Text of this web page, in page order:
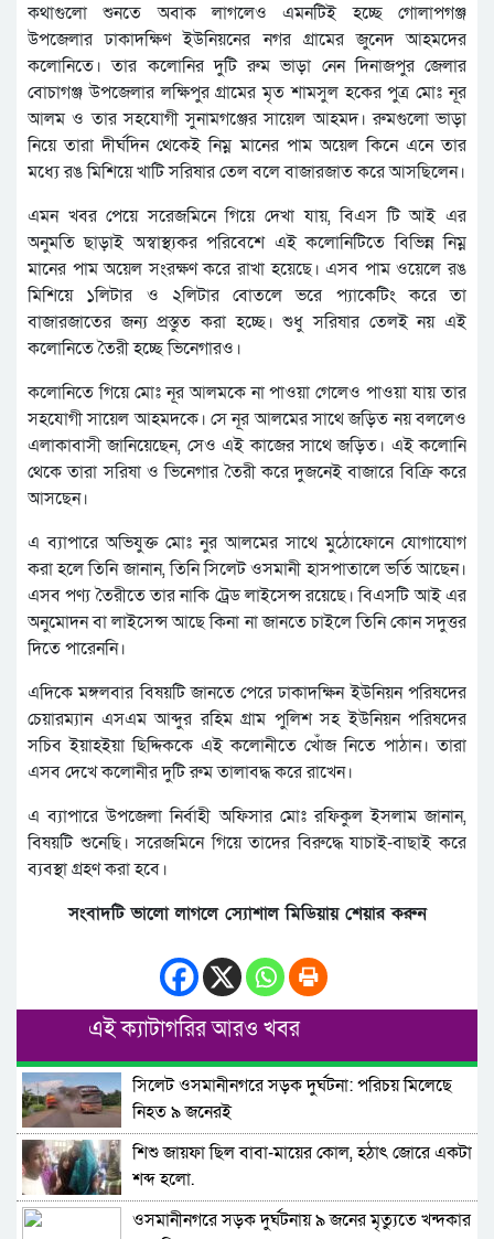
কথাগুলো শুনতে অবাক লাগলেও এমনটিই হচ্ছে গোলাপগঞ্জ
উপজেলার ঢাকাদক্ষিণ ইউনিয়নের নগর গ্রামের জুনেদ আহমদের
কলোনিতে। তার কলোনির দুটি রুম ভাড়া নেন দিনাজপুর জেলার
বোচাগঞ্জ উপজেলার লক্ষিপুর গ্রামের মৃত শামসুল হকের পুত্র মোঃ নূর
আলম ও তার সহযোগী সুনামগঞ্জের সায়েল আহমদ। রুমগুলো ভাড়া
নিয়ে তারা দীর্ঘদিন থেকেই নিম্ন মানের পাম অয়েল কিনে এনে তার
মধ্যে রঙ মিশিয়ে খাটি সরিষার তেল বলে বাজারজাত করে আসছিলেন।
এমন খবর পেয়ে সরেজমিনে গিয়ে দেখা যায়, বিএস টি আই এর
অনুমতি ছাড়াই অস্বাস্থ্যকর পরিবেশে এই কলোনিটিতে বিভিন্ন নিম্ন
মানের পাম অয়েল সংরক্ষণ করে রাখা হয়েছে। এসব পাম ওয়েলে রঙ
মিশিয়ে ১লিটার ও ২লিটার বোতলে ভরে প্যাকেটিং করে তা
বাজারজাতের জন্য প্রস্তুত করা হচ্ছে। শুধু সরিষার তেলই নয় এই
কলোনিতে তৈরী হচ্ছে ভিনেগারও।
কলোনিতে গিয়ে মোঃ নূর আলমকে না পাওয়া গেলেও পাওয়া যায় তার
সহযোগী সায়েল আহমদকে। সে নূর আলমের সাথে জড়িত নয় বললেও
এলাকাবাসী জানিয়েছেন, সেও এই কাজের সাথে জড়িত। এই কলোনি
থেকে তারা সরিষা ও ভিনেগার তৈরী করে দুজনেই বাজারে বিক্রি করে
আসছেন।
এ ব্যাপারে অভিযুক্ত মোঃ নুর আলমের সাথে মুঠোফোনে যোগাযোগ
করা হলে তিনি জানান, তিনি সিলেট ওসমানী হাসপাতালে ভর্তি আছেন।
এসব পণ্য তৈরীতে তার নাকি ট্রেড লাইসেন্স রয়েছে। বিএসটি আই এর
অনুমোদন বা লাইসেন্স আছে কিনা না জানতে চাইলে তিনি কোন সদুত্তর
দিতে পারেননি।
এদিকে মঙ্গলবার বিষয়টি জানতে পেরে ঢাকাদক্ষিন ইউনিয়ন পরিষদের
চেয়ারম্যান এসএম আব্দুর রহিম গ্রাম পুলিশ সহ ইউনিয়ন পরিষদের
সচিব ইয়াহইয়া ছিদ্দিককে এই কলোনীতে খোঁজ নিতে পাঠান। তারা
এসব দেখে কলোনীর দুটি রুম তালাবদ্ধ করে রাখেন।
এ ব্যাপারে উপজেলা নির্বাহী অফিসার মোঃ রফিকুল ইসলাম জানান,
বিষয়টি শুনেছি। সরেজমিনে গিয়ে তাদের বিরুদ্ধে যাচাই-বাছাই করে
ব্যবস্থা গ্রহণ করা হবে।
সংবাদটি ভালো লাগলে স্যোশাল মিডিয়ায় শেয়ার করুন
এই ক্যাটাগরির আরও খবর
সিলেট ওসমানীনগরে সড়ক দুর্ঘটনা: পরিচয় মিলেছে
নিহত ৯ জনেরই
শিশু জায়ফা ছিল বাবা-মায়ের কোল, হঠাৎ জোরে একটা
শব্দ হলো.
ওসমানীনগরে সড়ক দুর্ঘটনায় ৯ জনের মৃত্যুতে খন্দকার